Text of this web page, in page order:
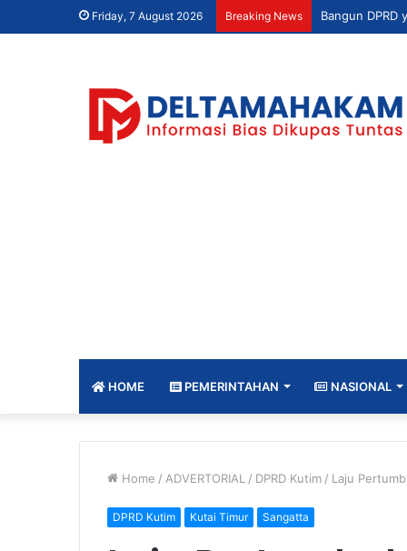
Friday, 7 August 2026 Breaking News
HOME PEMERINTAHAN NASIONAL
Home / ADVERTORIAL / DPRD Kutim / Laju
DPRD Kutim Kutai Timur Sangatta